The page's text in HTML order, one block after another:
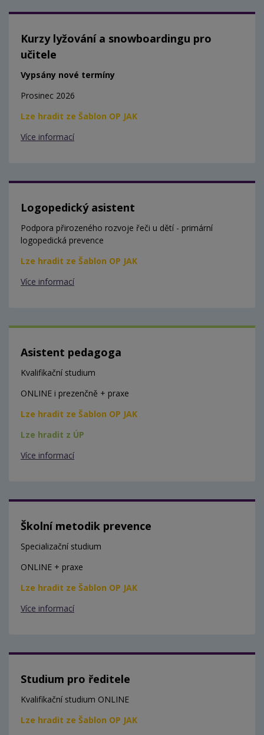
Kurzy lyžování a snowboardingu pro
učitele
Vypsány nové termíny
Prosinec 2026
Lze hradit ze Šablon OP JAK
Více informací
Logopedický asistent
Podpora přirozeného rozvoje řeči u dětí - primární
logopedická prevence
Lze hradit ze Šablon OP JAK
Více informací
Asistent pedagoga
Kvalifikační studium
ONLINE i prezenčně + praxe
Lze hradit ze Šablon OP JAK
Lze hradit z ÚP
Více informací
Školní metodik prevence
Specializační studium
ONLINE + praxe
Lze hradit ze Šablon OP JAK
Více informací
Studium pro ředitele
Kvalifikační studium ONLINE
Lze hradit ze Šablon OP JAK